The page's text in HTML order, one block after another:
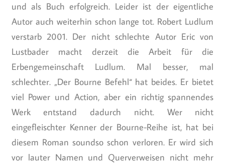
und als Buch erfolgreich. Leider ist der eigentliche
Autor auch weiterhin schon lange tot. Robert Ludlum
verstarb 2001. Der nicht schlechte Autor Eric von
Lustbader macht derzeit die Arbeit für die
Erbengemeinschaft Ludlum. Mal besser, mal
schlechter. „Der Bourne Befehl“ hat beides. Er bietet
viel Power und Action, aber ein richtig spannendes
Werk entstand dadurch nicht. Wer nicht
eingefleischter Kenner der Bourne-Reihe ist, hat bei
diesem Roman soundso schon verloren. Er wird sich
vor lauter Namen und Querverweisen nicht mehr